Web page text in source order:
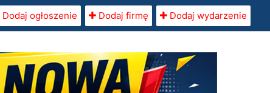
Dodaj ogłoszenie Dodaj firmę Dodaj wydarzenie